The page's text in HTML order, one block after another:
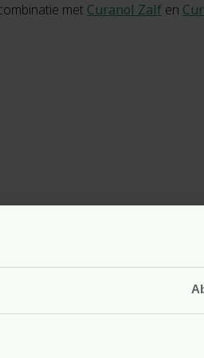
met Curanol Zalf en
coco glucoside, sodium
chamomilla recutita (matricaria)